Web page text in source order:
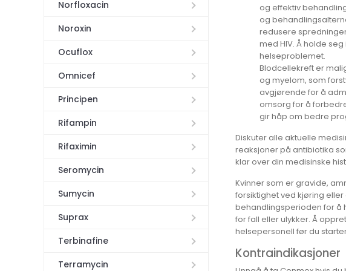
Norfloxacin
Noroxin
Ocuflox
Omnicef
Principen
Rifampin
Rifaximin
Seromycin
Sumycin
Suprax
Terbinafine
Terramycin
og effektiv
og
redusere
med HIV. Å holde
helseproblemet.
Blodcellekreft er
og myelom, som
avgjørende for å
omsorg for å
gir håp om bedre
Diskuter alle aktuelle
reaksjoner på antibiotika
klar over din medisinske
Kvinner som er gravide,
forsiktighet ved kjøring
behandlingsperioden for å
for fall eller ulykker. Å
helsepersonell før du
Kontraindikasjoner